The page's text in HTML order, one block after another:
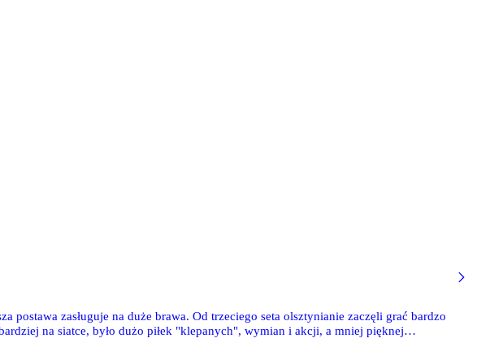
postawa zasługuje na duże brawa. Od trzeciego seta olsztynianie zaczęli grać bardzo
na siatce, było dużo piłek "klepanych", wymian i akcji, a mniej pięknej